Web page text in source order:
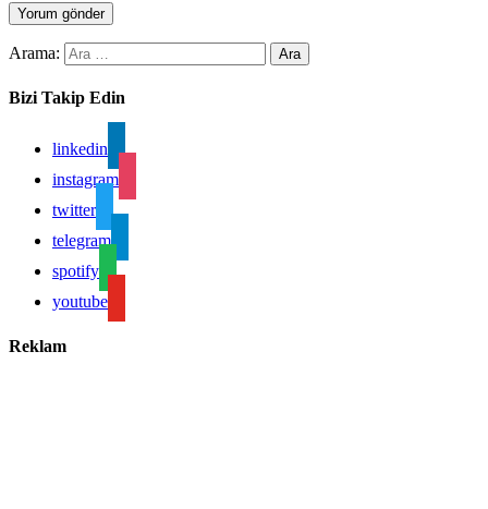
Arama:
Bizi Takip Edin
linkedin
instagram
twitter
telegram
spotify
youtube
Reklam